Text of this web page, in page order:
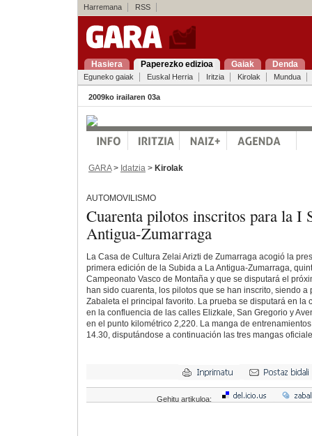
Harremana RSS
Hasiera Paperezko edizioa Gaiak Denda
Eguneko gaiak Euskal Herria Iritzia Kirolak Mundua
2009ko irailaren 03a
GARA> Idatzia > Kirolak
AUTOMOVILISMO
Cuarenta pilotos inscritos para la I
Antigua-Zumarraga
La Casa de Cultura Zelai Arizti de Zumarraga acogió la
primera edición de la Subida a La Antigua-Zumarraga,
Campeonato Vasco de Montaña y que se disputará el
han sido cuarenta, los pilotos que se han inscrito, siendo a
Zabaleta el principal favorito. La prueba se disputará en la
en la confluencia de las calles Elizkale, San Gregorio y
en el punto kilométrico 2,220. La manga de
14.30, disputándose a continuación las tres mangas
Gehitu artikuloa: